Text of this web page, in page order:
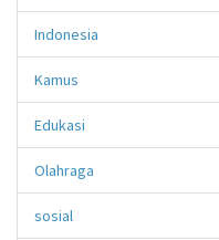
Indonesia
Kamus
Edukasi
Olahraga
sosial